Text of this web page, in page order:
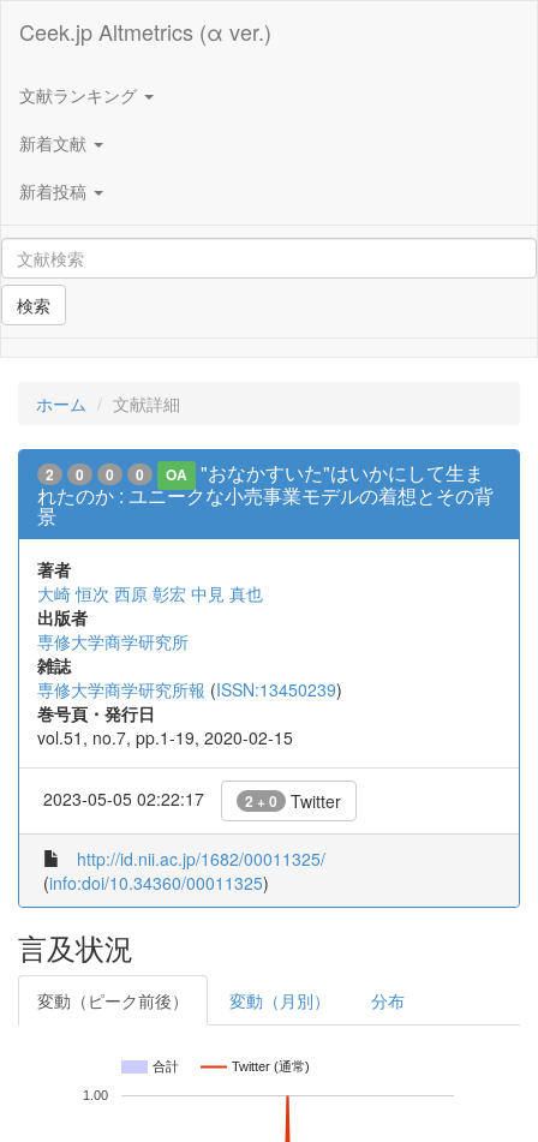
Ceek.jp Altmetrics (α ver.)
文献ランキング
新着文献
新着投稿
検索
ホーム 文献詳細
2 0 0 0 OA
"おなかすいた"はいかにして生ま
れたのか : ユニークな小売事業モデルの着想とその背
景
著者
大崎 恒次 西原 彰宏 中見 真也
出版者
専修大学商学研究所
雑誌
専修大学商学研究所報 (ISSN:13450239)
巻号頁・発行日
vol.51, no.7, pp.1-19, 2020-02-15
2023-05-05 02:22:17 2 + 0 Twitter
http://id.nii.ac.jp/1682/00011325/
(info:doi/10.34360/00011325)
言及状況
変動（ピーク前後） 変動（月別） 分布
合計 Twitter (通常)
1.00